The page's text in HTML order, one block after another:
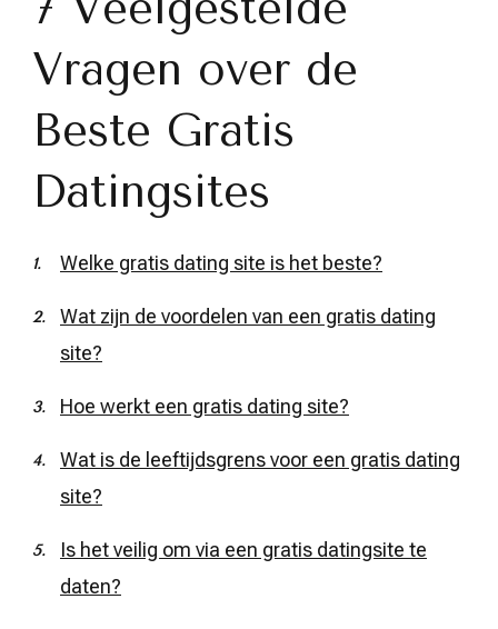
Vragen over de
Beste Gratis
Datingsites
Welke gratis dating site is het beste?
Wat zijn de voordelen van een gratis dating
site?
Hoe werkt een gratis dating site?
Wat is de leeftijdsgrens voor een gratis dating
site?
Is het veilig om via een gratis datingsite te
daten?